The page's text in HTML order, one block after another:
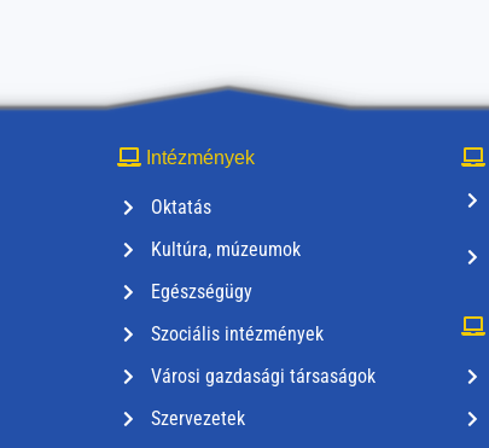
Intézmények
Oktatás
Kultúra, múzeumok
Egészségügy
Szociális intézmények
Városi gazdasági társaságok
Szervezetek